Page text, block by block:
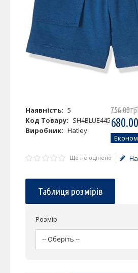
Наявність: 5
Код Товару: SH4BLUE445
Виробник: Hatley
756.00
680.00
Ще не оцінено
Таблиця розмірів
Розмір